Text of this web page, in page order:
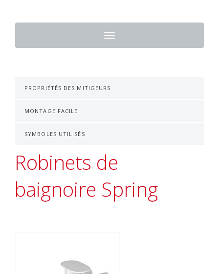
Toggle
navigation
PROPRIÉTÉS DES MITIGEURS
MONTAGE FACILE
SYMBOLES UTILISÉS
Robinets de
baignoire Spring